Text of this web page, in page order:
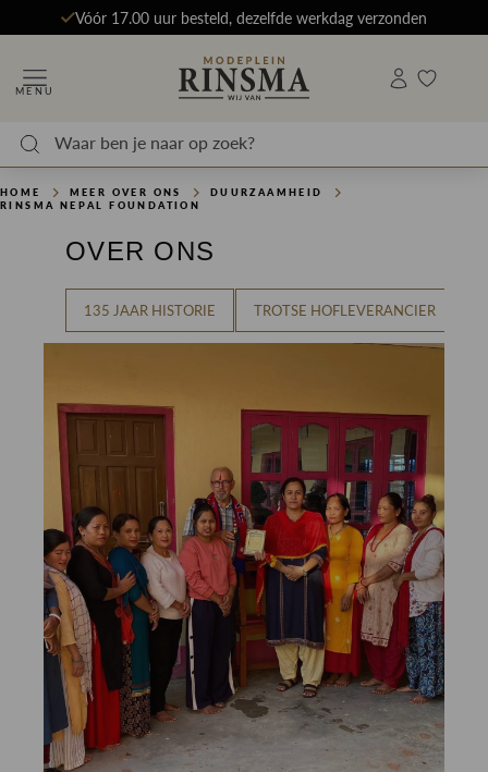
Vóór 17.00 uur besteld, dezelfde werkdag verzonden
MENU
HOME MEER OVER ONS
DUURZAAMHEID
RINSMA NEPAL FOUNDATION
OVER ONS
135 JAAR HISTORIE TROTSE HOFLEVERANCIER